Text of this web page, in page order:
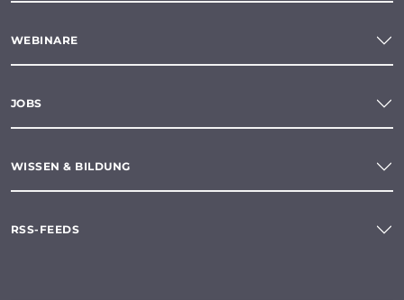
WEBINARE
JOBS
WISSEN & BILDUNG
RSS-FEEDS